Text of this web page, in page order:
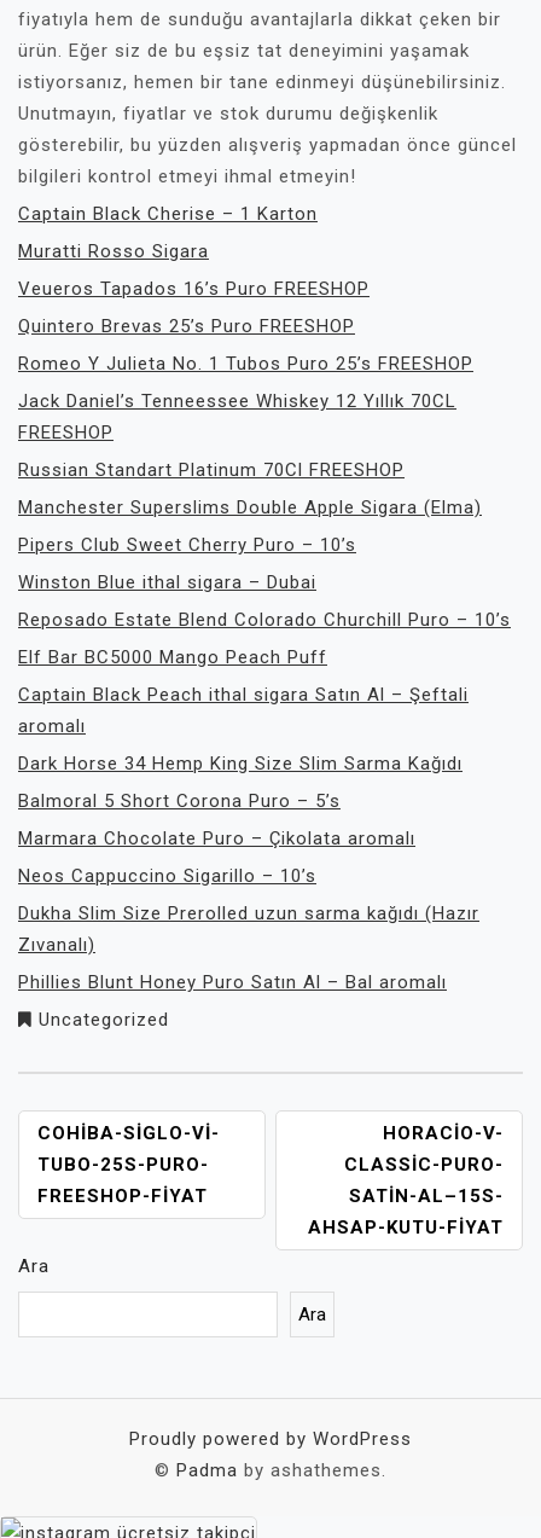
fiyatıyla hem de sunduğu avantajlarla dikkat çeken bir
ürün. Eğer siz de bu eşsiz tat deneyimini yaşamak
istiyorsanız, hemen bir tane edinmeyi düşünebilirsiniz.
Unutmayın, fiyatlar ve stok durumu değişkenlik
gösterebilir, bu yüzden alışveriş yapmadan önce güncel
bilgileri kontrol etmeyi ihmal etmeyin!
Captain Black Cherise – 1 Karton
Muratti Rosso Sigara
Veueros Tapados 16’s Puro FREESHOP
Quintero Brevas 25’s Puro FREESHOP
Romeo Y Julieta No. 1 Tubos Puro 25’s FREESHOP
Jack Daniel’s Tenneessee Whiskey 12 Yıllık 70CL
FREESHOP
Russian Standart Platinum 70Cl FREESHOP
Manchester Superslims Double Apple Sigara (Elma)
Pipers Club Sweet Cherry Puro – 10’s
Winston Blue ithal sigara – Dubai
Reposado Estate Blend Colorado Churchill Puro – 10’s
Elf Bar BC5000 Mango Peach Puff
Captain Black Peach ithal sigara Satın Al – Şeftali
aromalı
Dark Horse 34 Hemp King Size Slim Sarma Kağıdı
Balmoral 5 Short Corona Puro – 5’s
Marmara Chocolate Puro – Çikolata aromalı
Neos Cappuccino Sigarillo – 10’s
Dukha Slim Size Prerolled uzun sarma kağıdı (Hazır
Zıvanalı)
Phillies Blunt Honey Puro Satın Al – Bal aromalı
Uncategorized
YAZI
GEZINMESI
COHIBA-SIGLO-VI-
TUBO-25S-PURO-
FREESHOP-FIYAT
HORACIO-V-
CLASSIC-PURO-
SATIN-AL–15S-
AHSAP-KUTU-FIYAT
Ara
Ara
Proudly powered by WordPress
© Padma by ashathemes.